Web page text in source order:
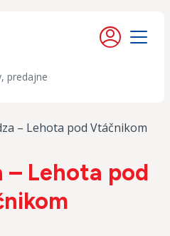
Moje konto
Menu
– Lehota pod Vtáčnikom
– Lehota pod